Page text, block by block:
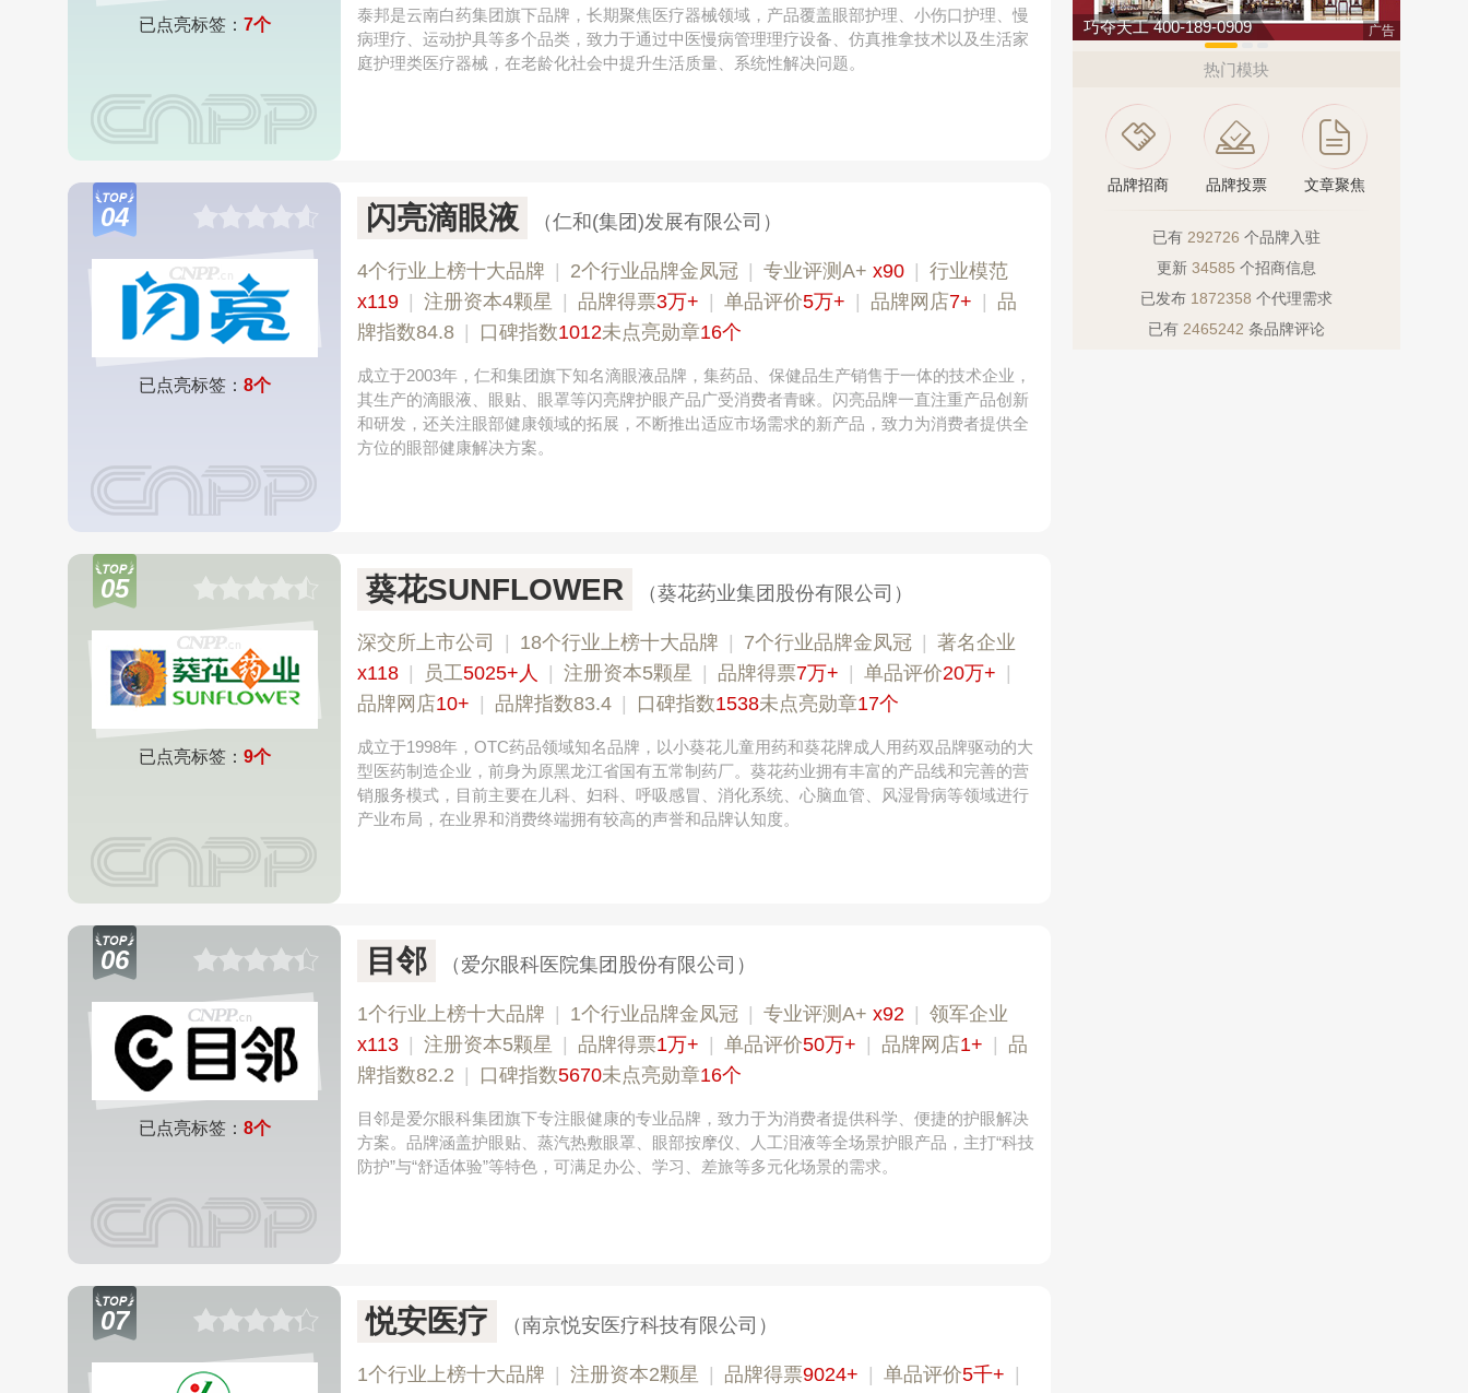
已点亮标签： 7个
泰邦是云南白药集团旗下品牌，长期聚焦医疗器械领域，产品覆盖眼部护理、小伤口护理、慢
病理疗、运动护具等多个品类，致力于通过中医慢病管理理疗设备、仿真推拿技术以及生活家
庭护理类医疗器械，在老龄化社会中提升生活质量、系统性解决问题。
04
已点亮标签： 8个
闪亮滴眼液 （仁和(集团)发展有限公司）
4个行业上榜十大品牌 2个行业品牌金凤冠 专业评测A+ x90
行业模范
x119
注册资本4颗星 品牌得票3万+ 单品评价5万+ 品牌网店7+
品
牌指数84.8
口碑指数1012未点亮勋章16个
成立于2003年，仁和集团旗下知名滴眼液品牌，集药品、保健品生产销售于一体的技术企业，
其生产的滴眼液、眼贴、眼罩等闪亮牌护眼产品广受消费者青睐。闪亮品牌一直注重产品创新
和研发，还关注眼部健康领域的拓展，不断推出适应市场需求的新产品，致力为消费者提供全
方位的眼部健康解决方案。
05
已点亮标签： 9个
葵花SUNFLOWER （葵花药业集团股份有限公司）
深交所上市公司 18个行业上榜十大品牌 7个行业品牌金凤冠
著名企业
x118
员工5025+人 注册资本5颗星 品牌得票7万+ 单品评价20万+
品牌网店10+ 品牌指数83.4 口碑指数1538未点亮勋章17个
成立于1998年，OTC药品领域知名品牌，以小葵花儿童用药和葵花牌成人用药双品牌驱动的大
型医药制造企业，前身为原黑龙江省国有五常制药厂。葵花药业拥有丰富的产品线和完善的营
销服务模式，目前主要在儿科、妇科、呼吸感冒、消化系统、心脑血管、风湿骨病等领域进行
产业布局，在业界和消费终端拥有较高的声誉和品牌认知度。
06
已点亮标签： 8个
目邻 （爱尔眼科医院集团股份有限公司）
1个行业上榜十大品牌 1个行业品牌金凤冠 专业评测A+ x92
领军企业
x113
注册资本5颗星 品牌得票1万+ 单品评价50万+ 品牌网店1+
品
牌指数82.2
口碑指数5670未点亮勋章16个
目邻是爱尔眼科集团旗下专注眼健康的专业品牌，致力于为消费者提供科学、便捷的护眼解决
方案。品牌涵盖护眼贴、蒸汽热敷眼罩、眼部按摩仪、人工泪液等全场景护眼产品，主打“科技
防护”与“舒适体验”等特色，可满足办公、学习、差旅等多元化场景的需求。
07 悦安医疗 （南京悦安医疗科技有限公司）
1个行业上榜十大品牌 注册资本2颗星 品牌得票9024+ 单品评价5千+
巧夺天工 400-189-0909 广告
热门模块
品牌招商 品牌投票 文章聚焦
已有 292726 个品牌入驻
更新 34585 个招商信息
已发布 1872358 个代理需求
已有 2465242 条品牌评论